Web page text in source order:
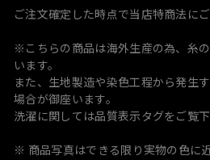
ご注文確定した時点で当店特商法に
※こちらの商品は海外生産の為、糸
います。
また、生地製造や染色工程から発生
場合が御座います。
洗濯に関しては品質表示タグをご覧下
※ 商品写真はできる限り実物の色に